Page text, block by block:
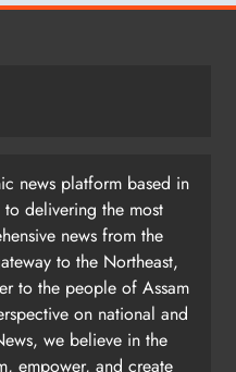
news platform based in
delivering the most
news from the
to the Northeast,
to the people of Assam
on national and
we believe in the
empower, and create